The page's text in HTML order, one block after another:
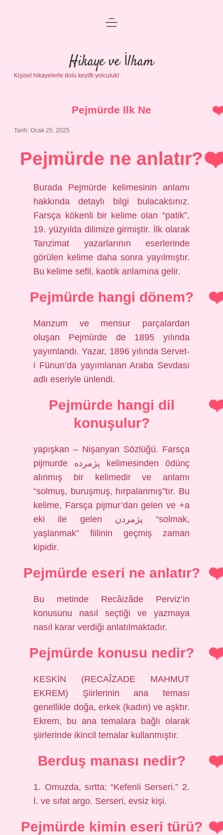
Anasayfa
Gizlilik Politikası
Yasal Uyarı
menüyü
Hikaye ve İlham
Kişisel hikayelerle dolu keyifli yolculuk!
Pejmürde Ilk Ne
Tarih: Ocak 25, 2025
Pejmürde ne anlatır?
Burada Pejmürde kelimesinin anlamı
hakkında detaylı bilgi bulacaksınız.
Farsça kökenli bir kelime olan “patik”,
19. yüzyılda dilimize girmiştir. İlk olarak
Tanzimat yazarlarının eserlerinde
görülen kelime daha sonra yayılmıştır.
Bu kelime sefil, kaotik anlamına gelir.
Pejmürde hangi dönem?
Manzum ve mensur parçalardan
oluşan Pejmürde de 1895 yılında
yayımlandı. Yazar, 1896 yılında Servet-
i Fünun’da yayımlanan Araba Sevdası
adlı eseriyle ünlendi.
Pejmürde hangi dil
konuşulur?
yapışkan – Nişanyan Sözlüğü. Farsça
pijmurde پژمرده kelimesinden ödünç
alınmış bir kelimedir ve anlamı
“solmuş, buruşmuş, hırpalanmış”tır. Bu
kelime, Farsça pijmur’dan gelen ve +a
eki ile gelen پژمردن “solmak,
yaşlanmak” fiilinin geçmiş zaman
kipidir.
Pejmürde eseri ne anlatır?
Bu metinde Recâizâde Perviz’in
konusunu nasıl seçtiği ve yazmaya
nasıl karar verdiği anlatılmaktadır.
Pejmürde konusu nedir?
KESKİN (RECAÎZADE MAHMUT
EKREM) Şiirlerinin ana teması
genellikle doğa, erkek (kadın) ve aşktır.
Ekrem, bu ana temalara bağlı olarak
şiirlerinde ikincil temalar kullanmıştır.
Berduş manası nedir?
1. Omuzda, sırtta: “Kefenli Serseri.” 2.
İ. ve sıfat argo. Serseri, evsiz kişi.
Pejmürde kimin eseri türü?